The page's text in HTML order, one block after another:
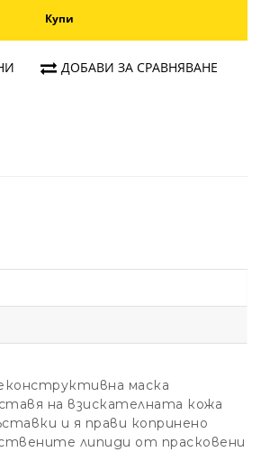
Купи
ДОБАВИ ЗА СРАВНЯВАНЕ
маска
на взискателната кожа
и я прави копринено
липиди от прасковени